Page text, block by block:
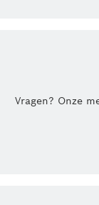
Vragen? Onze